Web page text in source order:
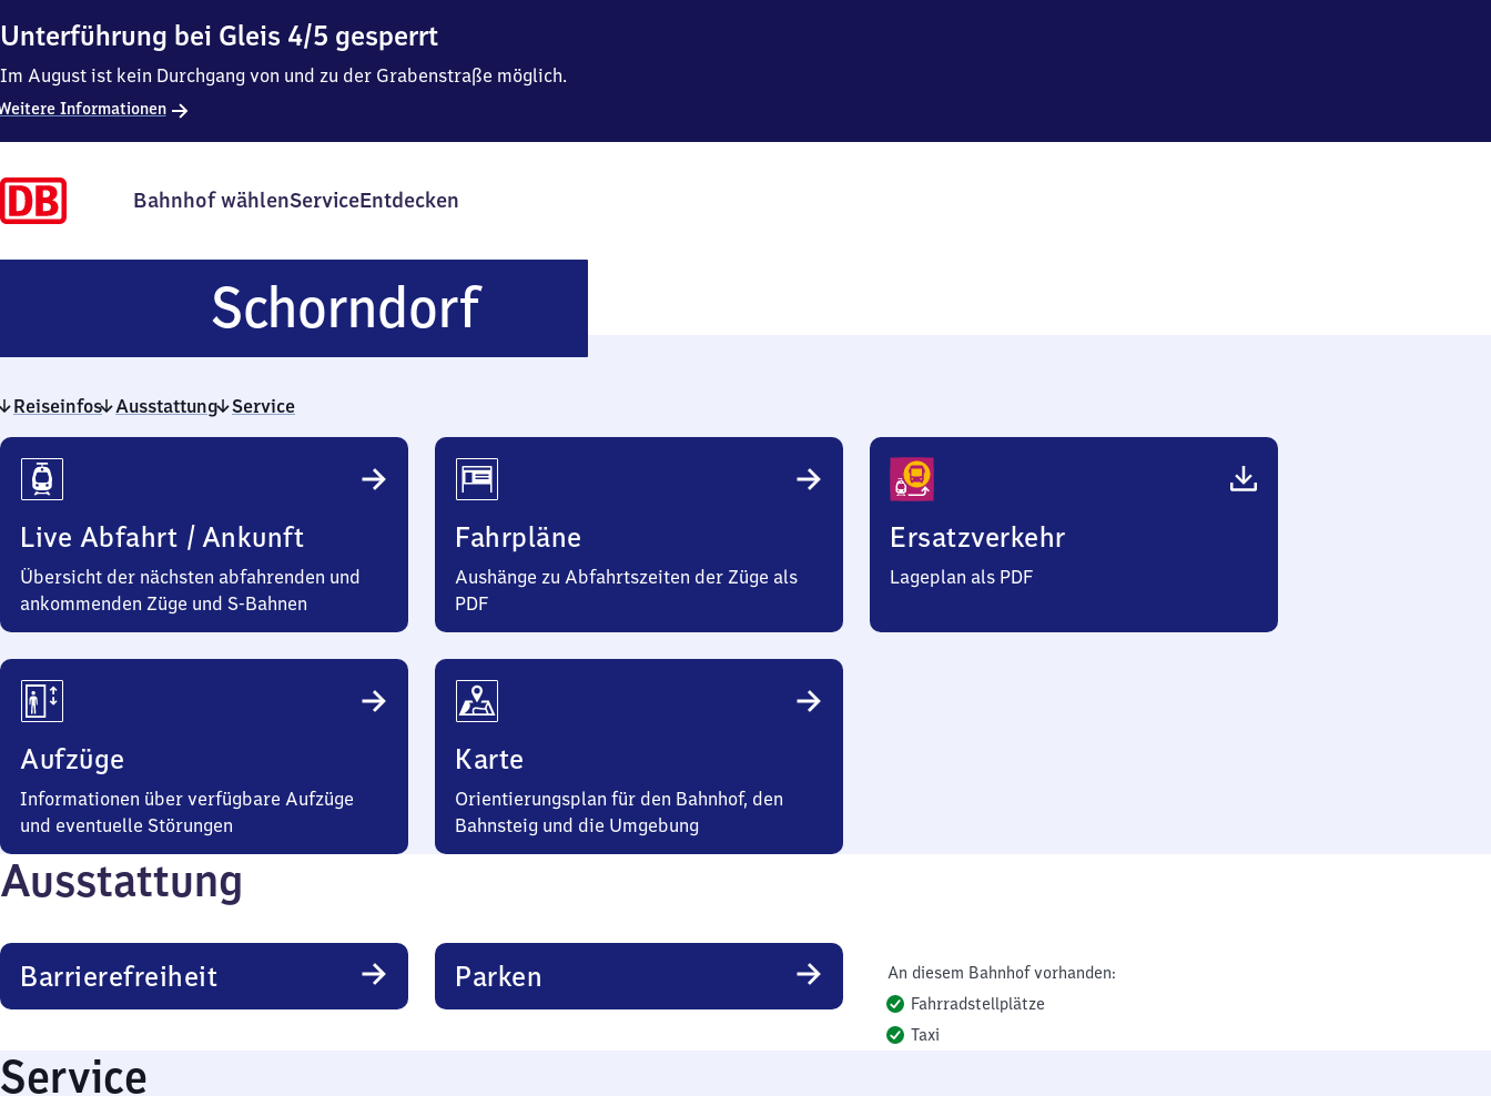
Unterführung bei Gleis 4/5 gesperrt
Im August ist kein Durchgang von und zu der Grabenstraße möglich.
Informationen
Bahnhof wählenServiceEntdecken
SchorndorfSchorndorf
Reiseinfos Ausstattung Service
Reiseinfos
Live Abfahrt / Ankunft
Übersicht der nächsten abfahrenden und
ankommenden Züge und S-Bahnen
Fahrpläne
Aushänge zu Abfahrtszeiten der Züge als
PDF
Ersatzverkehr
Lageplan als PDF
Aufzüge
Informationen über verfügbare Aufzüge
und eventuelle Störungen
Karte
Orientierungsplan für den Bahnhof, den
Bahnsteig und die Umgebung
Ausstattung
Barrierefreiheit Parken
An diesem Bahnhof vorhanden:
Fahrradstellplätze
Taxi
Service